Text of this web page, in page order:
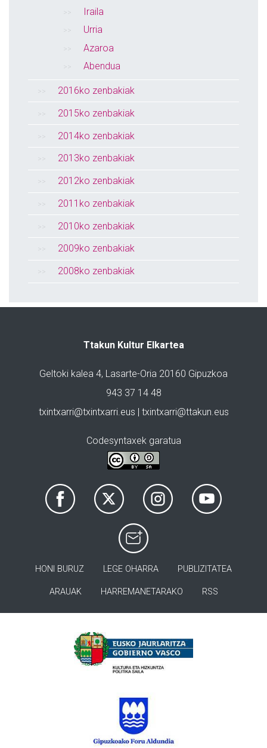
Iraila
Urria
Azaroa
Abendua
2016ko zenbakiak
2015ko zenbakiak
2014ko zenbakiak
2013ko zenbakiak
2012ko zenbakiak
2011ko zenbakiak
2010ko zenbakiak
2009ko zenbakiak
2008ko zenbakiak
Ttakun Kultur Elkartea
Geltoki kalea 4, Lasarte-Oria 20160 Gipuzkoa
943 37 14 48
txintxarri@txintxarri.eus | txintxarri@ttakun.eus
Codesyntaxek garatua
HONI BURUZ LEGE OHARRA PUBLIZITATEA
ARAUAK HARREMANETARAKO RSS